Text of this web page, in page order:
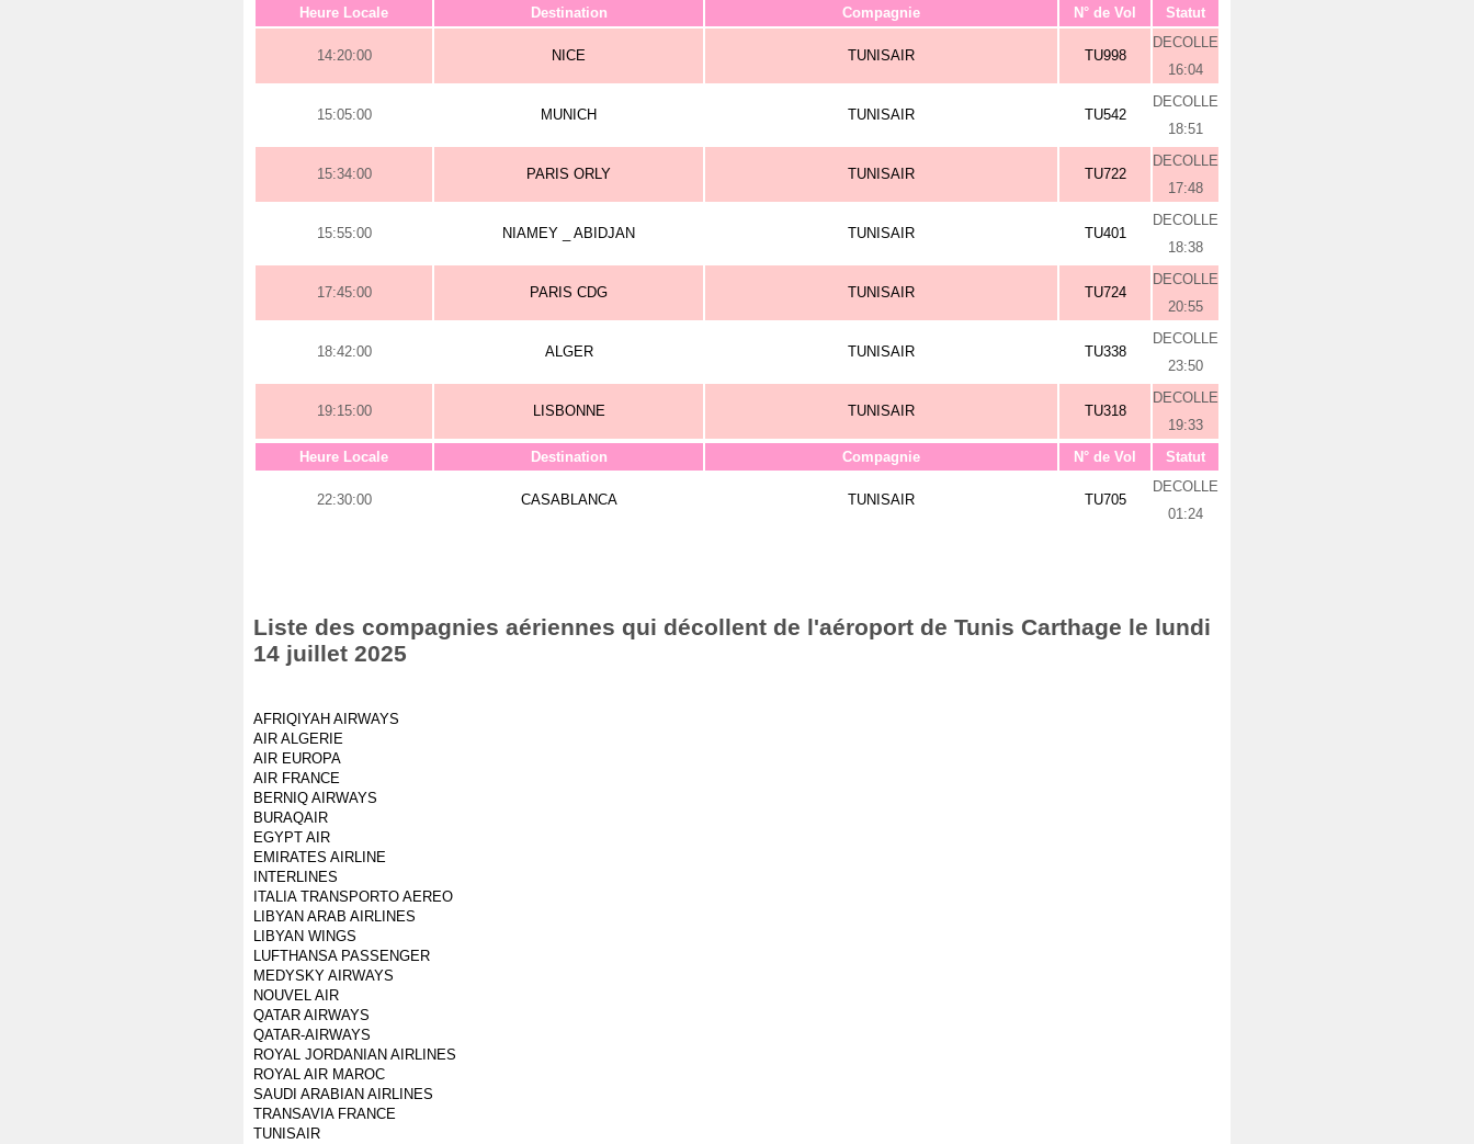
Heure Locale
Destination Compagnie N° de Vol Statut
14:20:00 NICE TUNISAIR TU998
DECOLLE
16:04
15:05:00 MUNICH TUNISAIR TU542
DECOLLE
18:51
15:34:00 PARIS ORLY TUNISAIR TU722
DECOLLE
17:48
15:55:00 NIAMEY _ ABIDJAN TUNISAIR TU401
DECOLLE
18:38
17:45:00 PARIS CDG TUNISAIR TU724
DECOLLE
20:55
18:42:00 ALGER TUNISAIR TU338
DECOLLE
23:50
19:15:00 LISBONNE TUNISAIR TU318
DECOLLE
19:33
Heure Locale
Destination Compagnie N° de Vol Statut
22:30:00 CASABLANCA TUNISAIR TU705
DECOLLE
01:24
Liste des compagnies aériennes qui décollent de l'aéroport de Tunis Carthage le lundi
14 juillet 2025
AFRIQIYAH AIRWAYS
AIR ALGERIE
AIR EUROPA
AIR FRANCE
BERNIQ AIRWAYS
BURAQAIR
EGYPT AIR
EMIRATES AIRLINE
INTERLINES
ITALIA TRANSPORTO AEREO
LIBYAN ARAB AIRLINES
LIBYAN WINGS
LUFTHANSA PASSENGER
MEDYSKY AIRWAYS
NOUVEL AIR
QATAR AIRWAYS
QATAR-AIRWAYS
ROYAL JORDANIAN AIRLINES
ROYAL AIR MAROC
SAUDI ARABIAN AIRLINES
TRANSAVIA FRANCE
TUNISAIR